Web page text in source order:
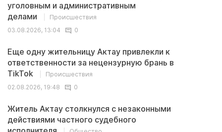
уголовным и административным
делами
Происшествия
03.08.2026, 13:04
0
Еще одну жительницу Актау привлекли к
ответственности за нецензурную брань в
TikTok
Происшествия
02.08.2026, 19:48
0
Житель Актау столкнулся с незаконными
действиями частного судебного